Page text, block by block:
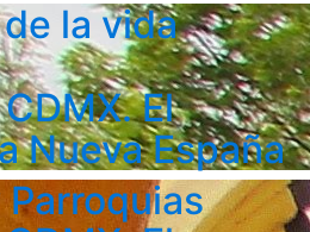
la vida
El
Nueva España